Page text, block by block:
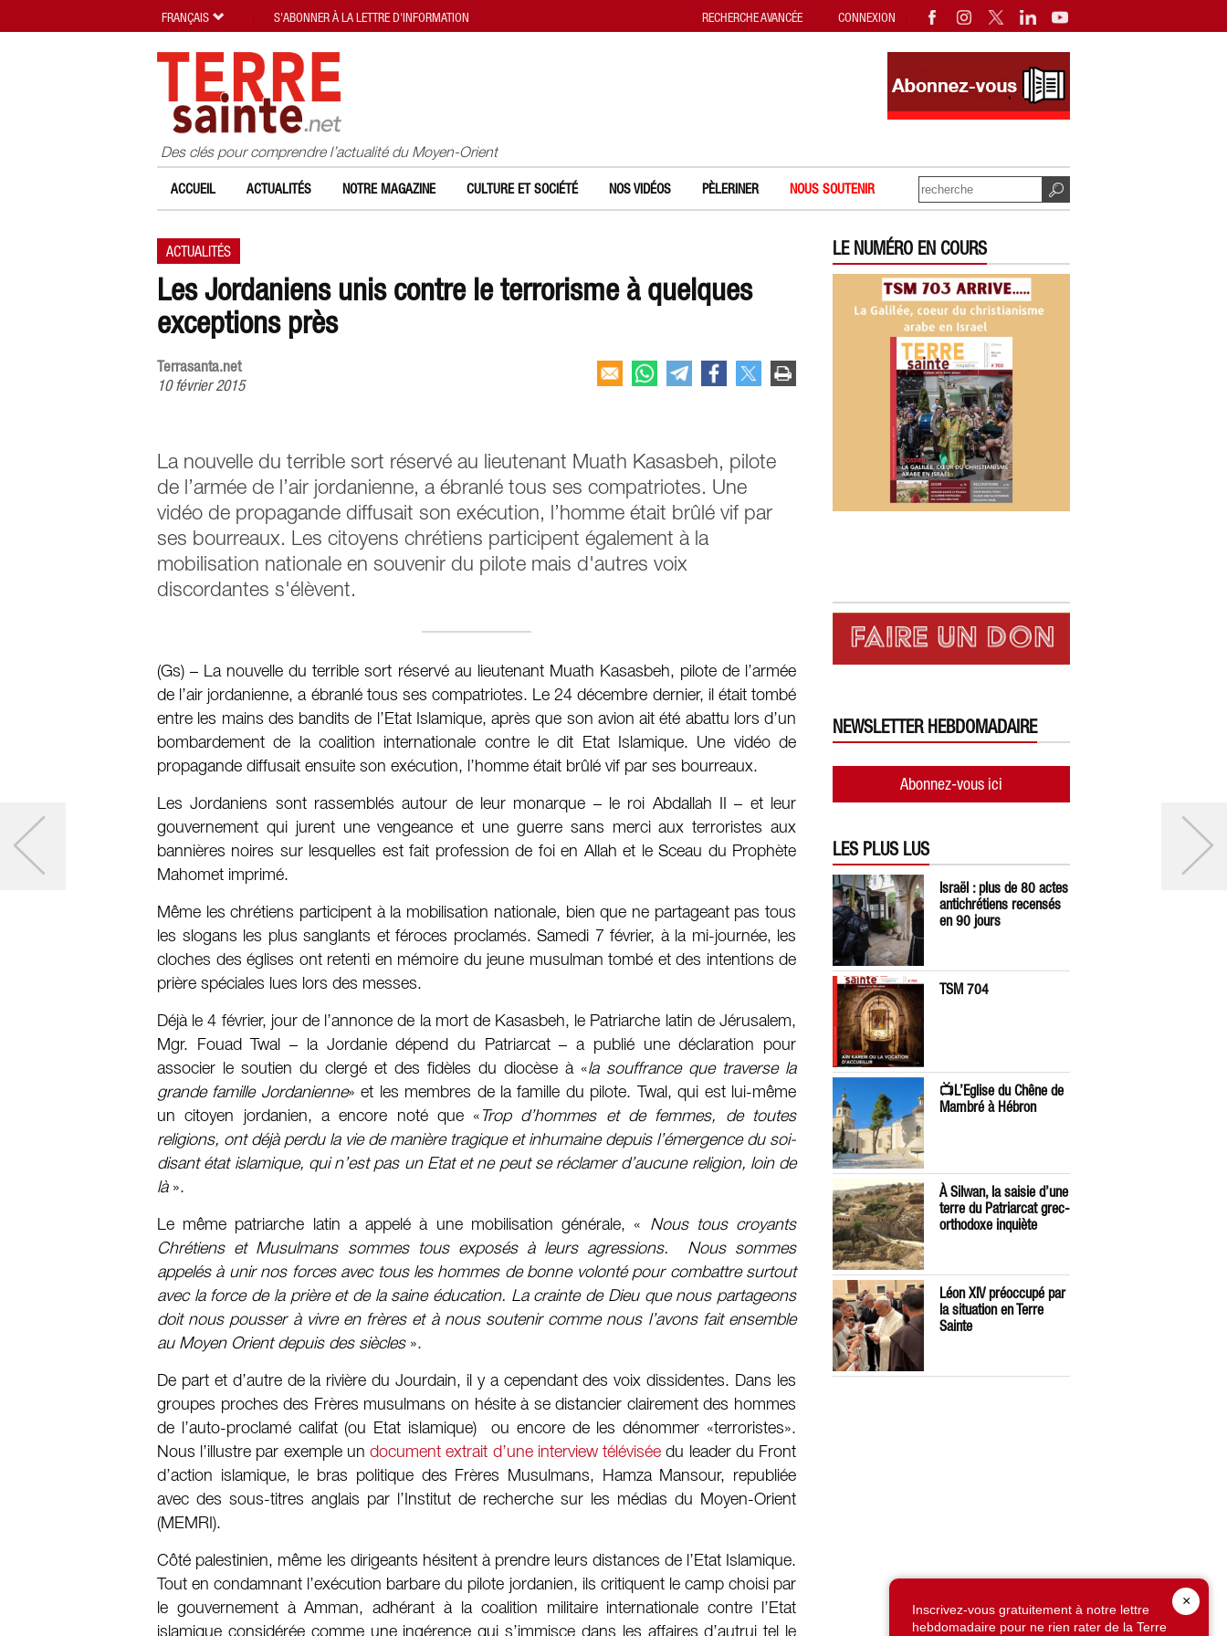
Des clés pour comprendre l’actualité du Moyen-Orient
ACCUEIL ACTUALITÉS NOTRE MAGAZINE CULTURE ET SOCIÉTÉ NOS VIDÉOS PÈLERINER NOUS SOUTENIR
ACTUALITÉS
Les Jordaniens unis contre le terrorisme à quelques
exceptions près
Terrasanta.net
10 février 2015
La nouvelle du terrible sort réservé au lieutenant Muath Kasasbeh, pilote
de l’armée de l’air jordanienne, a ébranlé tous ses compatriotes. Une
vidéo de propagande diffusait son exécution, l’homme était brûlé vif par
ses bourreaux. Les citoyens chrétiens participent également à la
mobilisation nationale en souvenir du pilote mais d'autres voix
discordantes s'élèvent.
(Gs) – La nouvelle du terrible sort réservé au lieutenant Muath Kasasbeh, pilote de l’armée
de l’air jordanienne, a ébranlé tous ses compatriotes. Le 24 décembre dernier, il était tombé
entre les mains des bandits de l’Etat Islamique, après que son avion ait été abattu lors d’un
bombardement de la coalition internationale contre le dit Etat Islamique. Une vidéo de
propagande diffusait ensuite son exécution, l’homme était brûlé vif par ses bourreaux.
Les Jordaniens sont rassemblés autour de leur monarque – le roi Abdallah II – et leur
gouvernement qui jurent une vengeance et une guerre sans merci aux terroristes aux
bannières noires sur lesquelles est fait profession de foi en Allah et le Sceau du Prophète
Mahomet imprimé.
Même les chrétiens participent à la mobilisation nationale, bien que ne partageant pas tous
les slogans les plus sanglants et féroces proclamés. Samedi 7 février, à la mi-journée, les
cloches des églises ont retenti en mémoire du jeune musulman tombé et des intentions de
prière spéciales lues lors des messes.
Déjà le 4 février, jour de l’annonce de la mort de Kasasbeh, le Patriarche latin de Jérusalem,
Mgr. Fouad Twal – la Jordanie dépend du Patriarcat – a publié une déclaration pour
associer le soutien du clergé et des fidèles du diocèse à «la souffrance que traverse la
grande famille Jordanienne» et les membres de la famille du pilote. Twal, qui est lui-même
un citoyen jordanien, a encore noté que « Trop d’hommes et de femmes, de toutes
religions, ont déjà perdu la vie de manière tragique et inhumaine depuis l’émergence du soi-
disant état islamique, qui n’est pas un Etat et ne peut se réclamer d’aucune religion, loin de
là».
Le même patriarche latin a appelé à une mobilisation générale, « Nous tous croyants
Chrétiens et Musulmans sommes tous exposés à leurs agressions. Nous sommes
appelés à unir nos forces avec tous les hommes de bonne volonté pour combattre surtout
avec la force de la prière et de la saine éducation. La crainte de Dieu que nous partageons
doit nous pousser à vivre en frères et à nous soutenir comme nous l’avons fait ensemble
au Moyen Orient depuis des siècles».
De part et d’autre de la rivière du Jourdain, il y a cependant des voix dissidentes. Dans les
groupes proches des Frères musulmans on hésite à se distancier clairement des hommes
de l’auto-proclamé califat (ou Etat islamique) ou encore de les dénommer «terroristes».
Nous l’illustre par exemple undocument extrait d’une interview télévisée du leader du Front
d’action islamique, le bras politique des Frères Musulmans, Hamza Mansour, republiée
avec des sous-titres anglais par l’Institut de recherche sur les médias du Moyen-Orient
(MEMRI).
Côté palestinien, même les dirigeants hésitent à prendre leurs distances de l’Etat Islamique.
Tout en condamnant l’exécution barbare du pilote jordanien, ils critiquent le camp choisi par
le gouvernement à Amman, adhérant à la coalition militaire internationale contre l’Etat
islamique considérée comme une ingérence qui s’immisce dans les affaires d’autrui tel le
LE NUMÉRO EN COURS
NEWSLETTER HEBDOMADAIRE
Abonnez-vous ici
LES PLUS LUS
Israël : plus de 80 actes
antichrétiens recensés
en 90 jours
TSM 704
📺L’Eglise du Chêne de
Mambré à Hébron
À Silwan, la saisie d’une
terre du Patriarcat grec-
orthodoxe inquiète
Léon XIV préoccupé par
la situation en Terre
Sainte
×
Inscrivez-vous gratuitement à notre lettre
hebdomadaire pour ne rien rater de la Terre
RECHERCHE AVANCÉE CONNEXION
FRANÇAIS S'ABONNER À LA LETTRE D'INFORMATION